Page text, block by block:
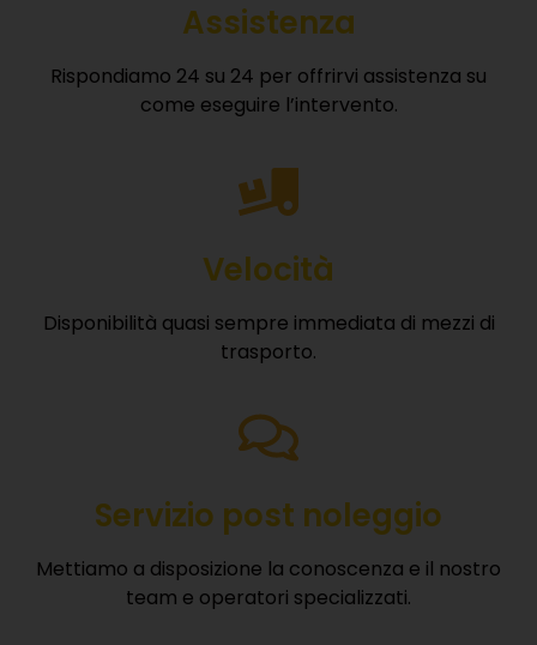
Assistenza
Rispondiamo 24 su 24 per offrirvi assistenza su
come eseguire l’intervento.
Velocità
Disponibilità quasi sempre immediata di mezzi di
trasporto.
Servizio post noleggio
Mettiamo a disposizione la conoscenza e il nostro
team e operatori specializzati.